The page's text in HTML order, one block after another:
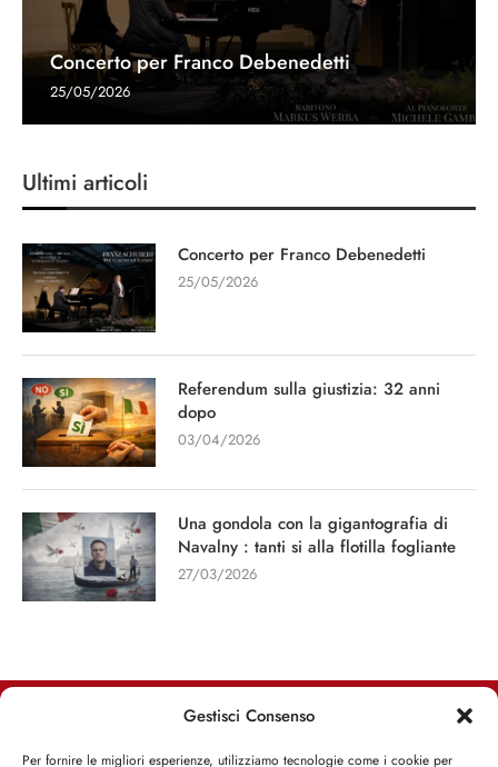
Gestisci Consenso
Per fornire le migliori esperienze, utilizziamo tecnologie come i cookie per
Concerto per Franco Debenedetti
25/05/2026
Ultimi articoli
Concerto per Franco Debenedetti
25/05/2026
Referendum sulla giustizia: 32 anni
dopo
03/04/2026
Una gondola con la gigantografia di
Navalny : tanti si alla flotilla fogliante
27/03/2026